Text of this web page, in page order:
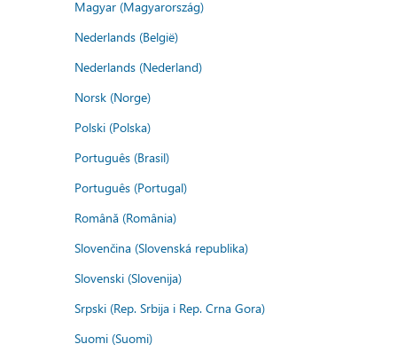
Magyar (Magyarország)
Nederlands (België)
Nederlands (Nederland)
Norsk (Norge)
Polski (Polska)
Português (Brasil)
Português (Portugal)
Română (România)
Slovenčina (Slovenská republika)
Slovenski (Slovenija)
Srpski (Rep. Srbija i Rep. Crna Gora)
Suomi (Suomi)